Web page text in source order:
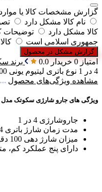
گزارش مشخصات کالا یا موارد
نام کالا مشکل دارد
کالا مشکل دارد
توضیحات
جمهوری اسلامی است
گزارش مشکل در محصول
امتیاز 0 خریدار 0.0 برند
4 در 1
نوع باتری لیتیوم یونی 3000 میلی آمپر
مشاهده ویژگی‌های محصول
ویژگی های جارو شارژی سکوتک مدل 8500
جاروشارژی 4 در 1
مدت زمان شارژ باتری 4 تا 5 ساعت
میزان شارژ دهی 100 دقیقه
دارای پنج عملکرد کم،